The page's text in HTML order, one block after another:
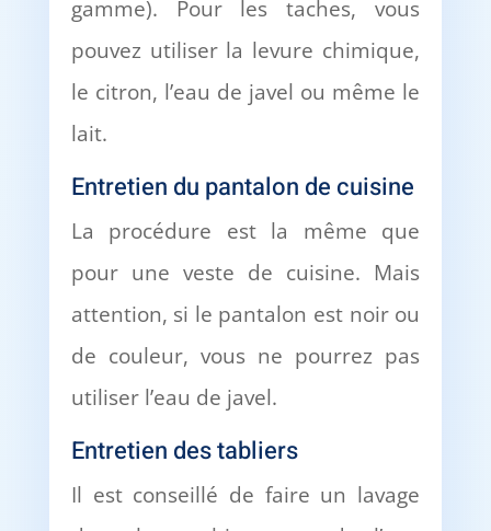
gamme). Pour les taches, vous
pouvez utiliser la levure chimique,
le citron, l’eau de javel ou même le
lait.
Entretien du pantalon de cuisine
La procédure est la même que
pour une veste de cuisine. Mais
attention, si le pantalon est noir ou
de couleur, vous ne pourrez pas
utiliser l’eau de javel.
Entretien des tabliers
Il est conseillé de faire un lavage